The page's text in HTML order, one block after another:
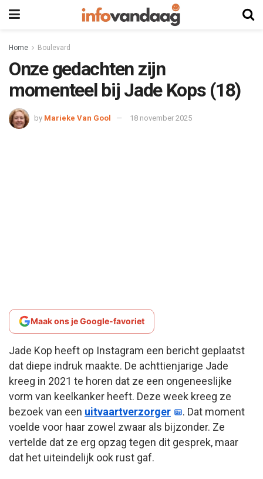
Home Boulevard
Onze gedachten zijn
momenteel bij Jade Kops (18)
by Marieke Van Gool 18 november 2025
Maak ons je Google-favoriet
Jade Kop heeft op Instagram een bericht geplaatst
dat diepe indruk maakte. De achttienjarige Jade
kreeg in 2021 te horen dat ze een ongeneeslijke
vorm van keelkanker heeft. Deze week kreeg ze
bezoek van een uitvaartverzorger
. Dat moment
voelde voor haar zowel zwaar als bijzonder. Ze
vertelde dat ze erg opzag tegen dit gesprek, maar
dat het uiteindelijk ook rust gaf.